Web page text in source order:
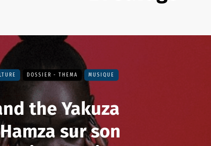
DOSSIER - THEMA MUSIQUE
the Yakuza
sur son